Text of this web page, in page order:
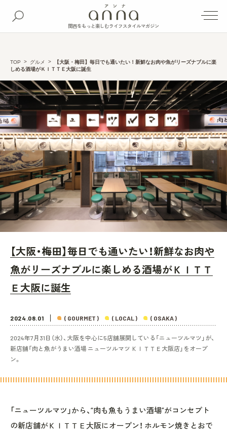
関西をもっと楽しむライフスタイルマガジン
TOP グルメ
【大阪・梅田】毎日でも通いたい！新鮮なお肉や魚がリーズナブルに楽
しめる酒場がＫＩＴＴＥ大阪に誕生
【大阪・梅田】毎日でも通いたい！新鮮なお肉や
魚がリーズナブルに楽しめる酒場がＫＩＴＴ
Ｅ大阪に誕生
2024.08.01 ( GOURMET ) ( LOCAL ) ( OSAKA )
2024年7月31日（水）、大阪を中心に5店舗展開している「ニューツルマツ」が、
新店舗「肉と魚がうまい酒場 ニューツルマツ ＫＩＴＴＥ大阪店」をオープ
ン。
「ニューツルマツ」から、“肉も魚もうまい酒場”がコンセプト
の新店舗がＫＩＴＴＥ大阪にオープン！ ホルモン焼きとおで